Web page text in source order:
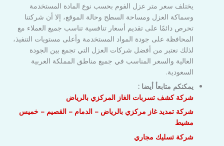
يختلف سعر متر عزل الفوم بحسب نوع المادة المستخدمة
وسماكة العزل ومساحة السطح وحالة الموقع، إلا أن شركتنا
تحرص دائمًا على تقديم أسعار تنافسية تناسب جميع العملاء مع
المحافظة على جودة المواد المستخدمة وأعلى مستويات التنفيذ،
لذلك نعتبر من أفضل شركات العزل التي تجمع بين الجودة
العالية والسعر المناسب في جميع مناطق المملكة العربية
السعودية.
يمكنكم متابعأ أيضا :
شركة كشف تسربات الغاز المركزي بالرياض
شركة تمديد غاز مركزي بالرياض – الدمام – القصيم – خميس
مشيط
شركة تسليك مجاري